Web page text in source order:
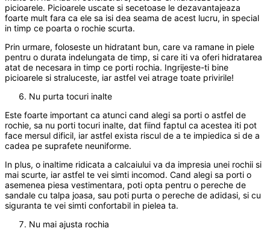
picioarele. Picioarele uscate si secetoase le dezavantajeaza
foarte mult fara ca ele sa isi dea seama de acest lucru, in special
in timp ce poarta o rochie scurta.
Prin urmare, foloseste un hidratant bun, care va ramane in piele
pentru o durata indelungata de timp, si care iti va oferi hidratarea
atat de necesara in timp ce porti rochia. Ingrijeste-ti bine
picioarele si straluceste, iar astfel vei atrage toate privirile!
Nu purta tocuri inalte
Este foarte important ca atunci cand alegi sa porti o astfel de
rochie, sa nu porti tocuri inalte, dat fiind faptul ca acestea iti pot
face mersul dificil, iar astfel exista riscul de a te impiedica si de a
cadea pe suprafete neuniforme.
In plus, o inaltime ridicata a calcaiului va da impresia unei rochii si
mai scurte, iar astfel te vei simti incomod. Cand alegi sa porti o
asemenea piesa vestimentara, poti opta pentru o pereche de
sandale cu talpa joasa, sau poti purta o pereche de adidasi, si cu
siguranta te vei simti confortabil in pielea ta.
Nu mai ajusta rochia